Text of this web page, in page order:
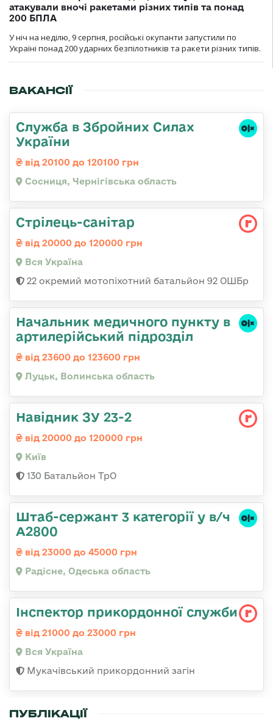
атакували вночі ракетами різних типів та понад
200 БПЛА
У ніч на неділю, 9 серпня, російські окупанти запустили по
Україні понад 200 ударних безпілотників та ракети різних типів.
ВАКАНСІЇ
Служба в Збройних Силах
України
від 20100 до 120100 грн
Сосниця, Чернігівська область
Стрілець-санітар
від 20000 до 120000 грн
Вся Україна
22 окремий мотопіхотний батальйон 92 ОШБр
Начальник медичного пункту в
артилерійський підрозділ
від 23600 до 123600 грн
Луцьк, Волинська область
Навідник ЗУ 23-2
від 20000 до 120000 грн
Київ
130 Батальйон ТрО
Штаб-сержант 3 категорії у в/ч
А2800
від 23000 до 45000 грн
Радісне, Одеська область
Інспектор прикордонної служби
від 21000 до 23000 грн
Вся Україна
Мукачівський прикордонний загін
ПУБЛІКАЦІЇ